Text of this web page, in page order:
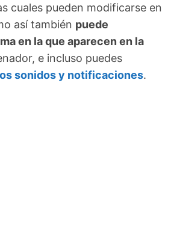
cuales pueden modificarse en
así también puede
en la que aparecen en la
e incluso puedes
sonidos y notificaciones.